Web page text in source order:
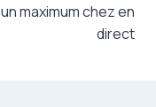
un maximum chez en
direct